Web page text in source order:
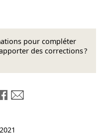
pour compléter
des corrections ?
LinkedIn
sur Mastodon
Partager sur Bluesky
Partager sur Facebook